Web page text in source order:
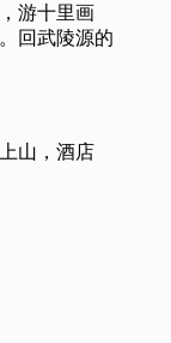
游十里画
回武陵源的
山，酒店